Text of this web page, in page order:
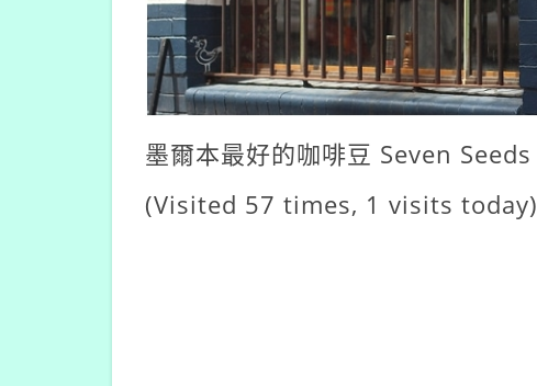
墨爾本最好的咖啡豆 Seven Seeds
(Visited 57 times, 1 visits today)